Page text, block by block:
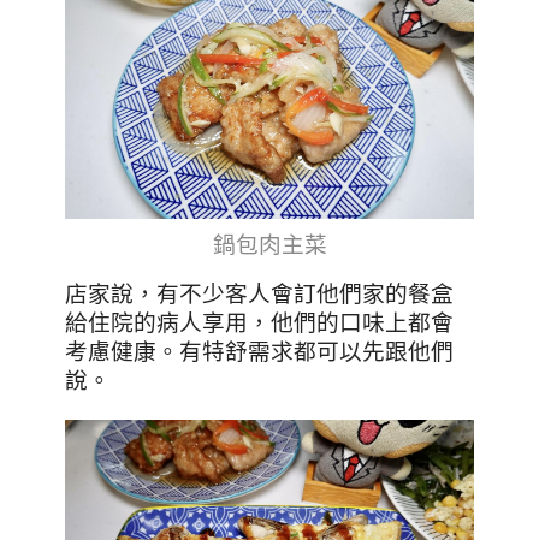
鍋包肉主菜
店家說，有不少客人會訂他們家的餐盒
給住院的病人享用，他們的口味上都會
考慮健康。有特舒需求都可以先跟他們
說。